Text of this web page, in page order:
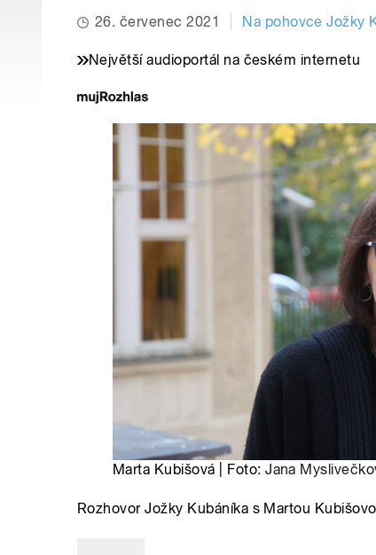
26. červenec 2021 Na pohovce Jožky
Největší audioportál na českém internetu
Marta Kubišová | Foto:Jana
Rozhovor Jožky Kubáníka s Martou